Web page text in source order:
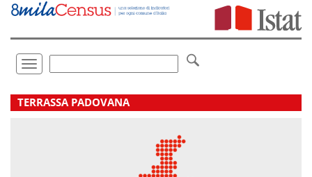
Vai
direttamente
Toggle
navigation
.
TERRASSA PADOVANA